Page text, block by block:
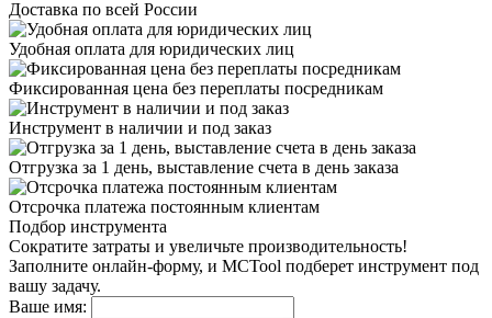
Доставка по всей России
Удобная оплата для юридических лиц
Фиксированная цена без переплаты посредникам
Инструмент в наличии и под заказ
Отгрузка за 1 день, выставление счета в день заказа
Отсрочка платежа постоянным клиентам
Подбор инструмента
Сократите затраты и увеличьте производительность!
Заполните онлайн-форму, и MCTool подберет инструмент под
вашу задачу.
Ваше имя: